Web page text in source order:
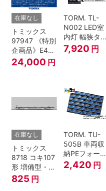
在庫なし
トミックス
97947 《特別
企画品》E4系
上越新幹線 新
塗装・ラスト
24,000 円
TORM. TL-
N002 LED室
内灯 幅狭タイ
プ・白色 10本
鉄道模型
7,920 円
在庫なし
トミックス
8718 コキ107
形 増備型・コ
ンテナなし Ｎ
ゲージ
825 円
TORM. TU-
505B 車両収
納PEフォーム
12両用 (ダー
クグレー) 2枚
2,420 円